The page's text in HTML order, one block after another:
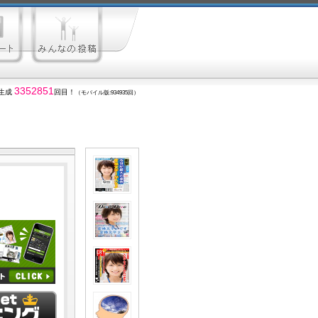
成 3352851 回目！ （モバイル版:934935回）